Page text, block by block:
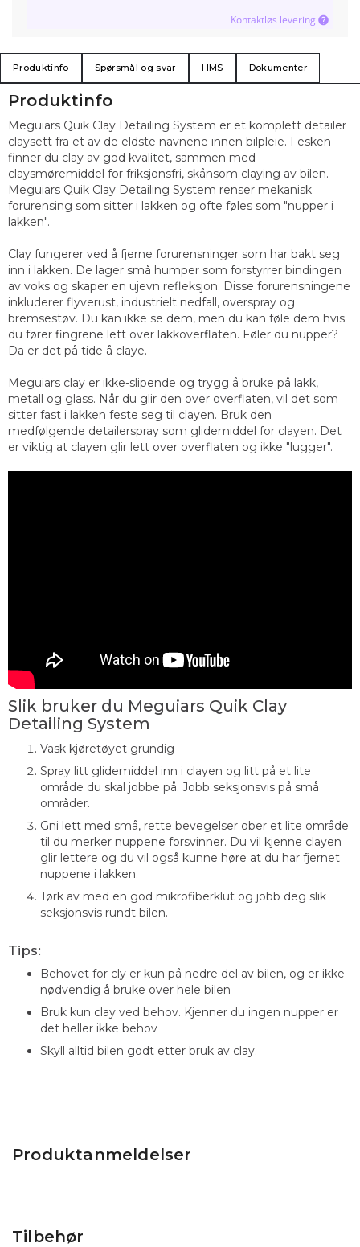
Kontaktløs levering
Produktinfo Spørsmål og svar HMS Dokumenter
Produktanmeldelser
Tilbehør
Produktinfo
Meguiars Quik Clay Detailing System er et komplett detailer
claysett fra et av de eldste navnene innen bilpleie. I esken
finner du clay av god kvalitet, sammen med
claysmøremiddel for friksjonsfri, skånsom claying av bilen.
Meguiars Quik Clay Detailing System renser mekanisk
forurensing som sitter i lakken og ofte føles som "nupper i
lakken".
Clay fungerer ved å fjerne forurensninger som har bakt seg
inn i lakken. De lager små humper som forstyrrer bindingen
av voks og skaper en ujevn refleksjon. Disse forurensningene
inkluderer flyverust, industrielt nedfall, overspray og
bremsestøv. Du kan ikke se dem, men du kan føle dem hvis
du fører fingrene lett over lakkoverflaten. Føler du nupper?
Da er det på tide å claye.
Meguiars clay er ikke-slipende og trygg å bruke på lakk,
metall og glass. Når du glir den over overflaten, vil det som
sitter fast i lakken feste seg til clayen. Bruk den
medfølgende detailerspray som glidemiddel for clayen. Det
er viktig at clayen glir lett over overflaten og ikke "lugger".
Slik bruker du Meguiars Quik Clay
Detailing System
Vask kjøretøyet grundig
Spray litt glidemiddel inn i clayen og litt på et lite
område du skal jobbe på. Jobb seksjonsvis på små
områder.
Gni lett med små, rette bevegelser ober et lite område
til du merker nuppene forsvinner. Du vil kjenne clayen
glir lettere og du vil også kunne høre at du har fjernet
nuppene i lakken.
Tørk av med en god mikrofiberklut og jobb deg slik
seksjonsvis rundt bilen.
Tips:
Behovet for cly er kun på nedre del av bilen, og er ikke
nødvendig å bruke over hele bilen
Bruk kun clay ved behov. Kjenner du ingen nupper er
det heller ikke behov
Skyll alltid bilen godt etter bruk av clay.